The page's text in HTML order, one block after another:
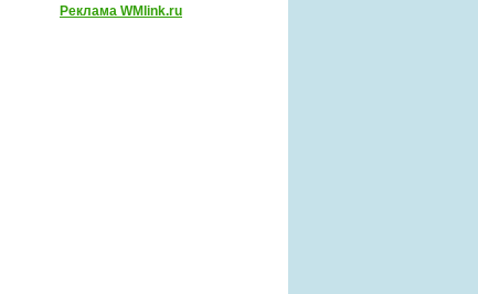
Реклама WMlink.ru